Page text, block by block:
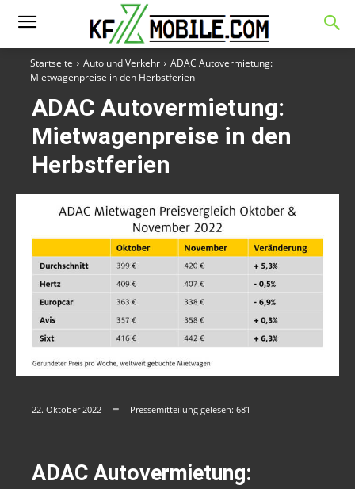
Startseite Auto und Verkehr
ADAC Autovermietung:
Mietwagenpreise in den Herbstferien
ADAC Autovermietung:
Mietwagenpreise in den
Herbstferien
22. Oktober 2022 Pressemitteilung gelesen: 681
ADAC Autovermietung: